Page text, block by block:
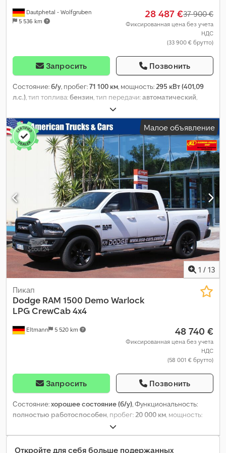
Dautphetal - Wolfgruben
5 536 km
28 487 €37 900 €
Фиксированная цена без учета
НДС
(33 900 € брутто)
Запросить Позвонить
Состояние:б/у, пробег:71 100 км, мощность: 295 кВт (401,09
л.с.) , тип топлива:бензин , тип передачи:автоматический
, класс выбросов:
белый, количество мест:3, Оборудование:ABS, кондиционер,
полный привод, центральный замок, электронная
программа стабилизации (ESP),
Малое объявление
1 / 13
Eltmann 5 520 km
Пикап
Dodge RAM 1500 Demo Warlock
LPG CrewCab 4x4
48 740 €
Фиксированная цена без учета
НДС
(58 001 € брутто)
Запросить Позвонить
Состояние:хорошее состояние (б/у), Функциональность:
полностью работоспособен, пробег:20 000 км, мощность:
, тип топлива:
автоматический, конфигурация осей:4x4, колесная база:
3 570 мм, общий вес:3 500 кг
Откройте для себя больше подержанных